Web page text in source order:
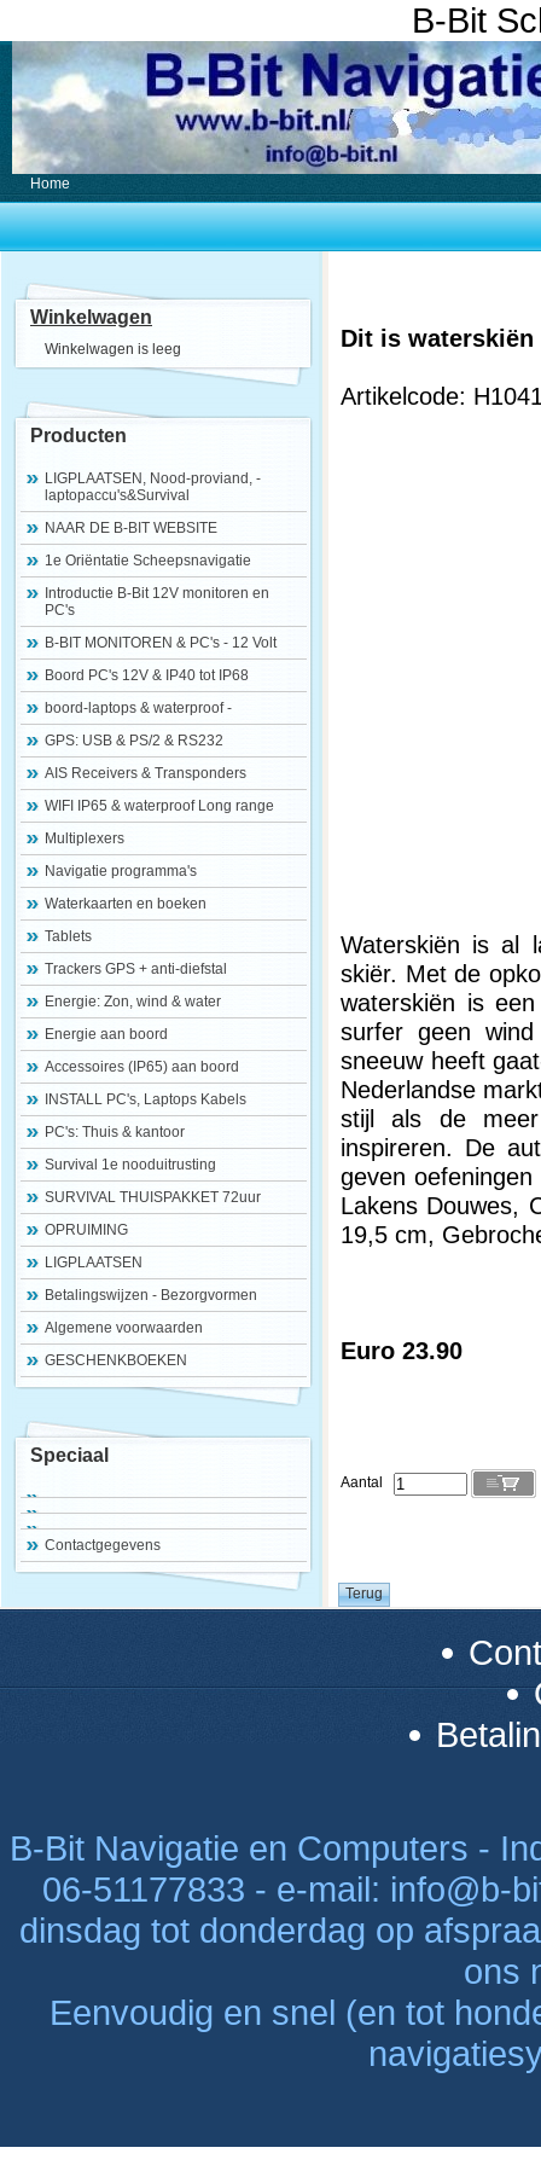
B-Bit
Home
Winkelwagen
Winkelwagen is leeg
Producten
LIGPLAATSEN, Nood-proviand, -
laptopaccu's&Survival
NAAR DE B-BIT WEBSITE
1e Oriëntatie Scheepsnavigatie
Introductie B-Bit 12V monitoren en
PC's
B-BIT MONITOREN & PC's - 12 Volt
Boord PC's 12V & IP40 tot IP68
boord-laptops & waterproof -
GPS: USB & PS/2 & RS232
AIS Receivers & Transponders
WIFI IP65 & waterproof Long range
Multiplexers
Navigatie programma's
Waterkaarten en boeken
Tablets
Trackers GPS + anti-diefstal
Energie: Zon, wind & water
Energie aan boord
Accessoires (IP65) aan boord
INSTALL PC's, Laptops Kabels
PC's: Thuis & kantoor
Survival 1e nooduitrusting
SURVIVAL THUISPAKKET 72uur
OPRUIMING
LIGPLAATSEN
Betalingswijzen - Bezorgvormen
Algemene voorwaarden
GESCHENKBOEKEN
Speciaal
Contactgegevens
Dit is waterskiën
Artikelcode:
Waterskiën is al
skiër. Met de
waterskiën is
surfer geen
sneeuw heeft
Nederlandse
stijl als de
inspireren. De
geven
Lakens Douwes,
19,5 cm,
Euro 23.90
Aantal
B-Bit Navigatie en Computers -
06-51177833 - e-mail: info@b-
dinsdag tot donderdag op
ons
Eenvoudig en snel (en tot